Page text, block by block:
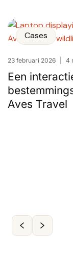
Cases
23 februari 2026 4
Een
Aves Travel